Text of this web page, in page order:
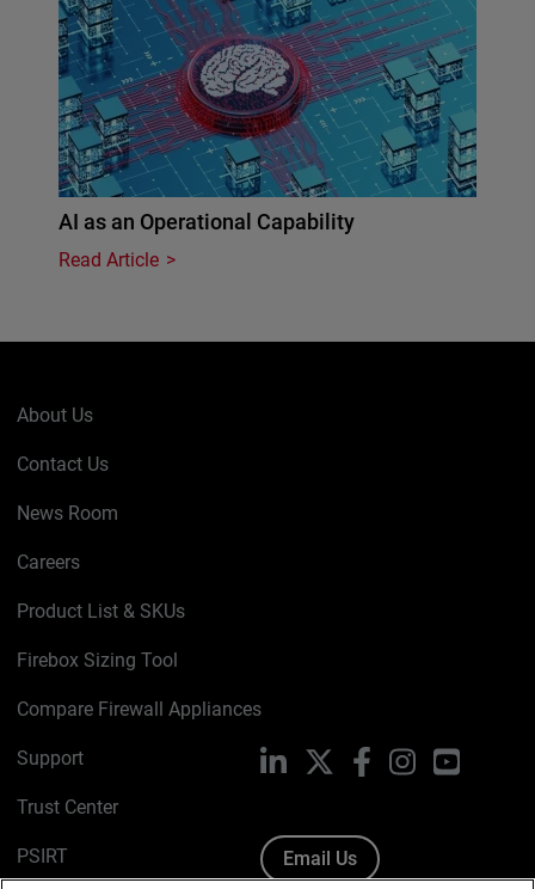
AI as an Operational Capability
Read Article
About Us
Contact Us
News Room
Careers
Product List & SKUs
Firebox Sizing Tool
Compare Firewall Appliances
Support
Trust Center
PSIRT
LinkedIn FacebookInstagramYouTube
Email Us